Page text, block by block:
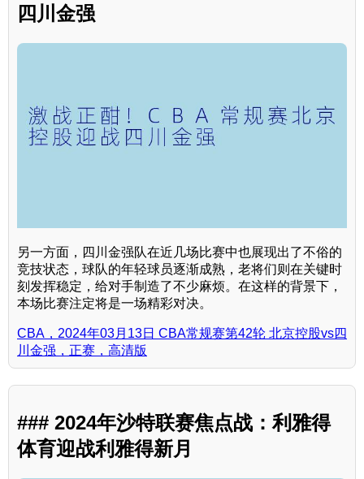
四川金强
另一方面，四川金强队在近几场比赛中也展现出了不俗的
竞技状态，球队的年轻球员逐渐成熟，老将们则在关键时
刻发挥稳定，给对手制造了不少麻烦。在这样的背景下，
本场比赛注定将是一场精彩对决。
CBA，2024年03月13日 CBA常规赛第42轮 北京控股vs四
川金强，正赛，高清版
### 2024年沙特联赛焦点战：利雅得
体育迎战利雅得新月